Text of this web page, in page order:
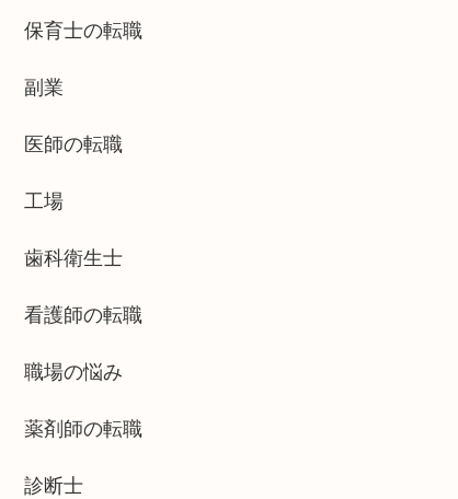
保育士の転職
副業
医師の転職
工場
歯科衛生士
看護師の転職
職場の悩み
薬剤師の転職
診断士